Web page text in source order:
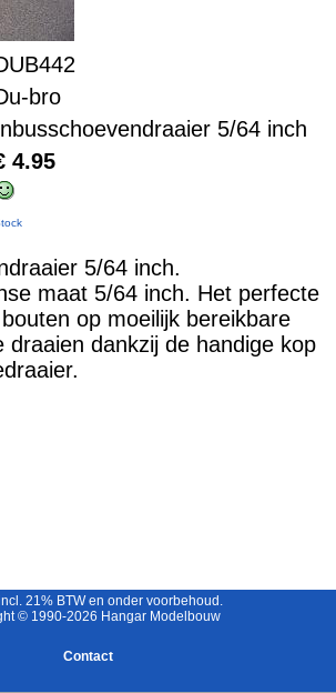
bro
5/64 inch
4.95
5/64 inch.
maat 5/64 inch. Het perfecte
op moeilijk bereikbare
draaien dankzij de handige kop
21% BTW en onder voorbehoud.
© 1990-2026 Hangar Modelbouw
Contact